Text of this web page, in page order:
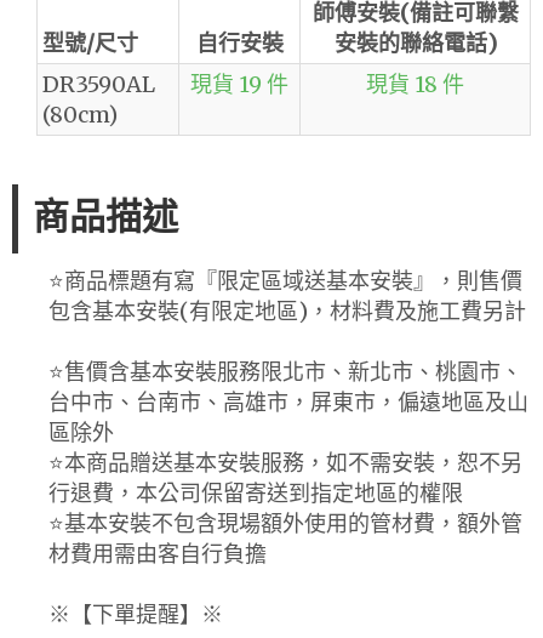
型號/尺寸 自行安裝
師傅安裝(備註可聯繫
安裝的聯絡電話)
DR3590AL
(80cm)
現貨 19 件 現貨 18 件
商品描述
⭐️商品標題有寫『限定區域送基本安裝』，則售價
包含基本安裝(有限定地區)，材料費及施工費另計
⭐️售價含基本安裝服務限北市、新北市、桃園市、
台中市、台南市、高雄市，屏東市，偏遠地區及山
區除外
⭐️本商品贈送基本安裝服務，如不需安裝，恕不另
行退費，本公司保留寄送到指定地區的權限
⭐️基本安裝不包含現場額外使用的管材費，額外管
材費用需由客自行負擔
※【下單提醒】※